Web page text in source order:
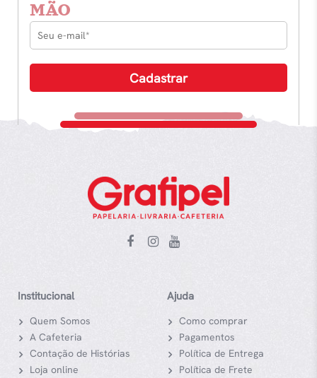
MÃO
Institucional
Quem Somos
A Cafeteria
Contação de Histórias
Loja online
Ajuda
Como comprar
Pagamentos
Política de Entrega
Política de Frete